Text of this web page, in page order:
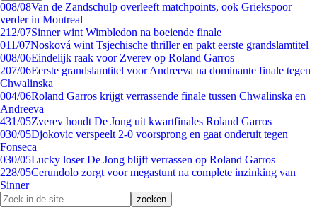
008/08Van de Zandschulp overleeft matchpoints, ook Griekspoor
verder in Montreal
212/07Sinner wint Wimbledon na boeiende finale
011/07Nosková wint Tsjechische thriller en pakt eerste grandslamtitel
008/06Eindelijk raak voor Zverev op Roland Garros
207/06Eerste grandslamtitel voor Andreeva na dominante finale tegen
Chwalinska
004/06Roland Garros krijgt verrassende finale tussen Chwalinska en
Andreeva
431/05Zverev houdt De Jong uit kwartfinales Roland Garros
030/05Djokovic verspeelt 2-0 voorsprong en gaat onderuit tegen
Fonseca
030/05Lucky loser De Jong blijft verrassen op Roland Garros
228/05Cerundolo zorgt voor megastunt na complete inzinking van
Sinner